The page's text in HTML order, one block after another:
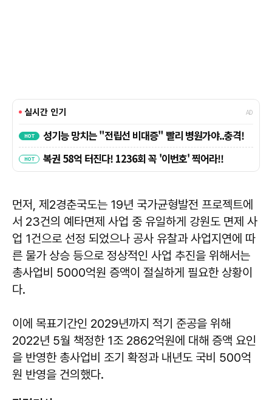
먼저, 제2경춘국도는 19년 국가균형발전 프로젝트에
서 23건의 예타면제 사업 중 유일하게 강원도 면제 사
업 1건으로 선정 되었으나 공사 유찰과 사업지연에 따
른 물가 상승 등으로 정상적인 사업 추진을 위해서는
총사업비 5000억원 증액이 절실하게 필요한 상황이
다.
이에 목표기간인 2029년까지 적기 준공을 위해
2022년 5월 책정한 1조 2862억원에 대해 증액 요인
을 반영한 총사업비 조기 확정과 내년도 국비 500억
원 반영을 건의했다.